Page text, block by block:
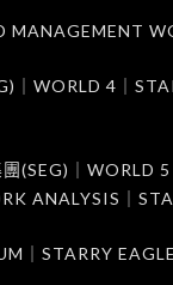
｜WORLD 4｜
(SEG)｜WORLD
ANALYSIS｜
｜STARRY